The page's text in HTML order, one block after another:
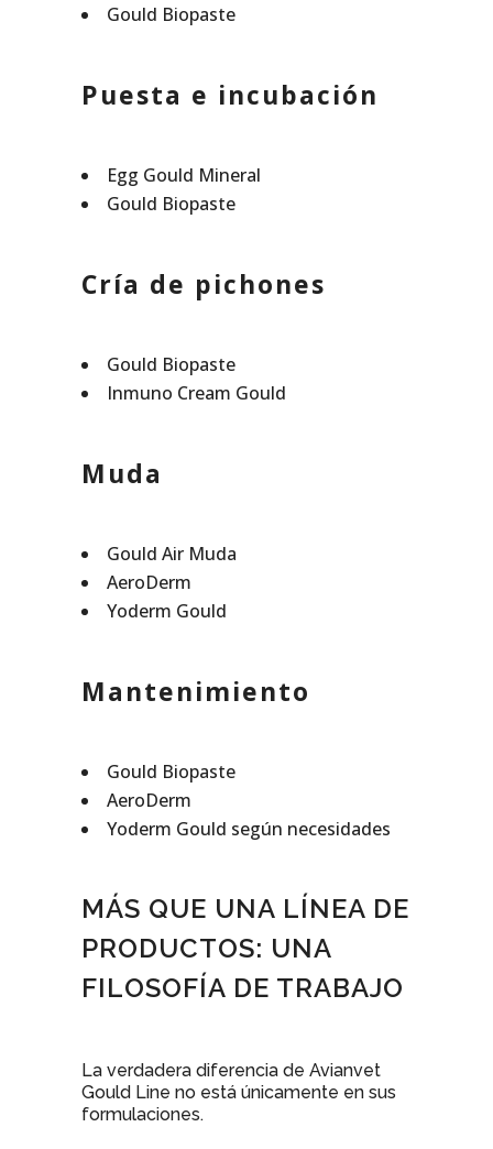
Gould Biopaste
Puesta e incubación
Egg Gould Mineral
Gould Biopaste
Cría de pichones
Gould Biopaste
Inmuno Cream Gould
Muda
Gould Air Muda
AeroDerm
Yoderm Gould
Mantenimiento
Gould Biopaste
AeroDerm
Yoderm Gould según necesidades
MÁS QUE UNA LÍNEA DE
PRODUCTOS: UNA
FILOSOFÍA DE TRABAJO
La verdadera diferencia de Avianvet
Gould Line no está únicamente en sus
formulaciones.